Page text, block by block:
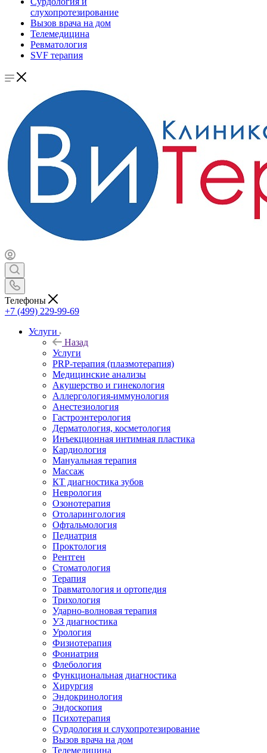
слухопротезирование
Вызов врача на дом
Телемедицина
Ревматология
SVF терапия
Телефоны
+7 (499) 229-99-69
Услуги
Назад
Услуги
PRP-терапия (плазмотерапия)
Медицинские анализы
Акушерство и гинекология
Аллергология-иммунология
Анестезиология
Гастроэнтерология
Дерматология, косметология
Инъекционная интимная пластика
Кардиология
Мануальная терапия
Массаж
КТ диагностика зубов
Неврология
Озонотерапия
Отоларингология
Офтальмология
Педиатрия
Проктология
Рентген
Стоматология
Терапия
Травматология и ортопедия
Трихология
Ударно-волновая терапия
УЗ диагностика
Урология
Физиотерапия
Фониатрия
Флебология
Функциональная диагностика
Хирургия
Эндокринология
Эндоскопия
Психотерапия
Сурдология и слухопротезирование
Вызов врача на дом
Телемедицина